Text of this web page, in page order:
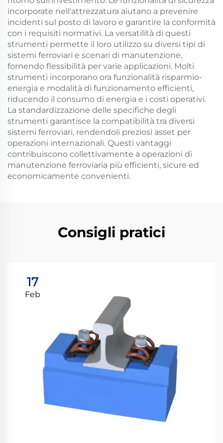
incorporate nell'attrezzatura aiutano a prevenire
incidenti sul posto di lavoro e garantire la conformità
con i requisiti normativi. La versatilità di questi
strumenti permette il loro utilizzo su diversi tipi di
sistemi ferroviari e scenari di manutenzione,
fornendo flessibilità per varie applicazioni. Molti
strumenti incorporano ora funzionalità risparmio-
energia e modalità di funzionamento efficienti,
riducendo il consumo di energia e i costi operativi.
La standardizzazione delle specifiche degli
strumenti garantisce la compatibilità tra diversi
sistemi ferroviari, rendendoli preziosi asset per
operazioni internazionali. Questi vantaggi
contribuiscono collettivamente a operazioni di
manutenzione ferroviaria più efficienti, sicure ed
economicamente convenienti.
Consigli pratici
17
Feb